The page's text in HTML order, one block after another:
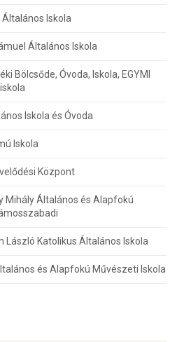
Iskola
Általános Iskola
Bölcsőde, Óvoda, Iskola, EGYMI
Iskola és Óvoda
Iskola
Központ
Mihály Általános és Alapfokú
László Katolikus Általános Iskola
és Alapfokú Művészeti Iskola